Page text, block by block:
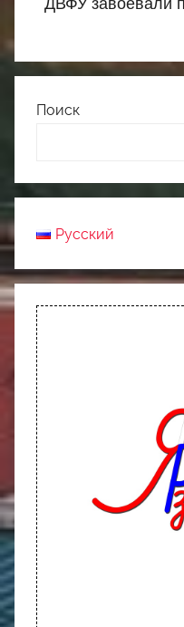
Поиск
Русский